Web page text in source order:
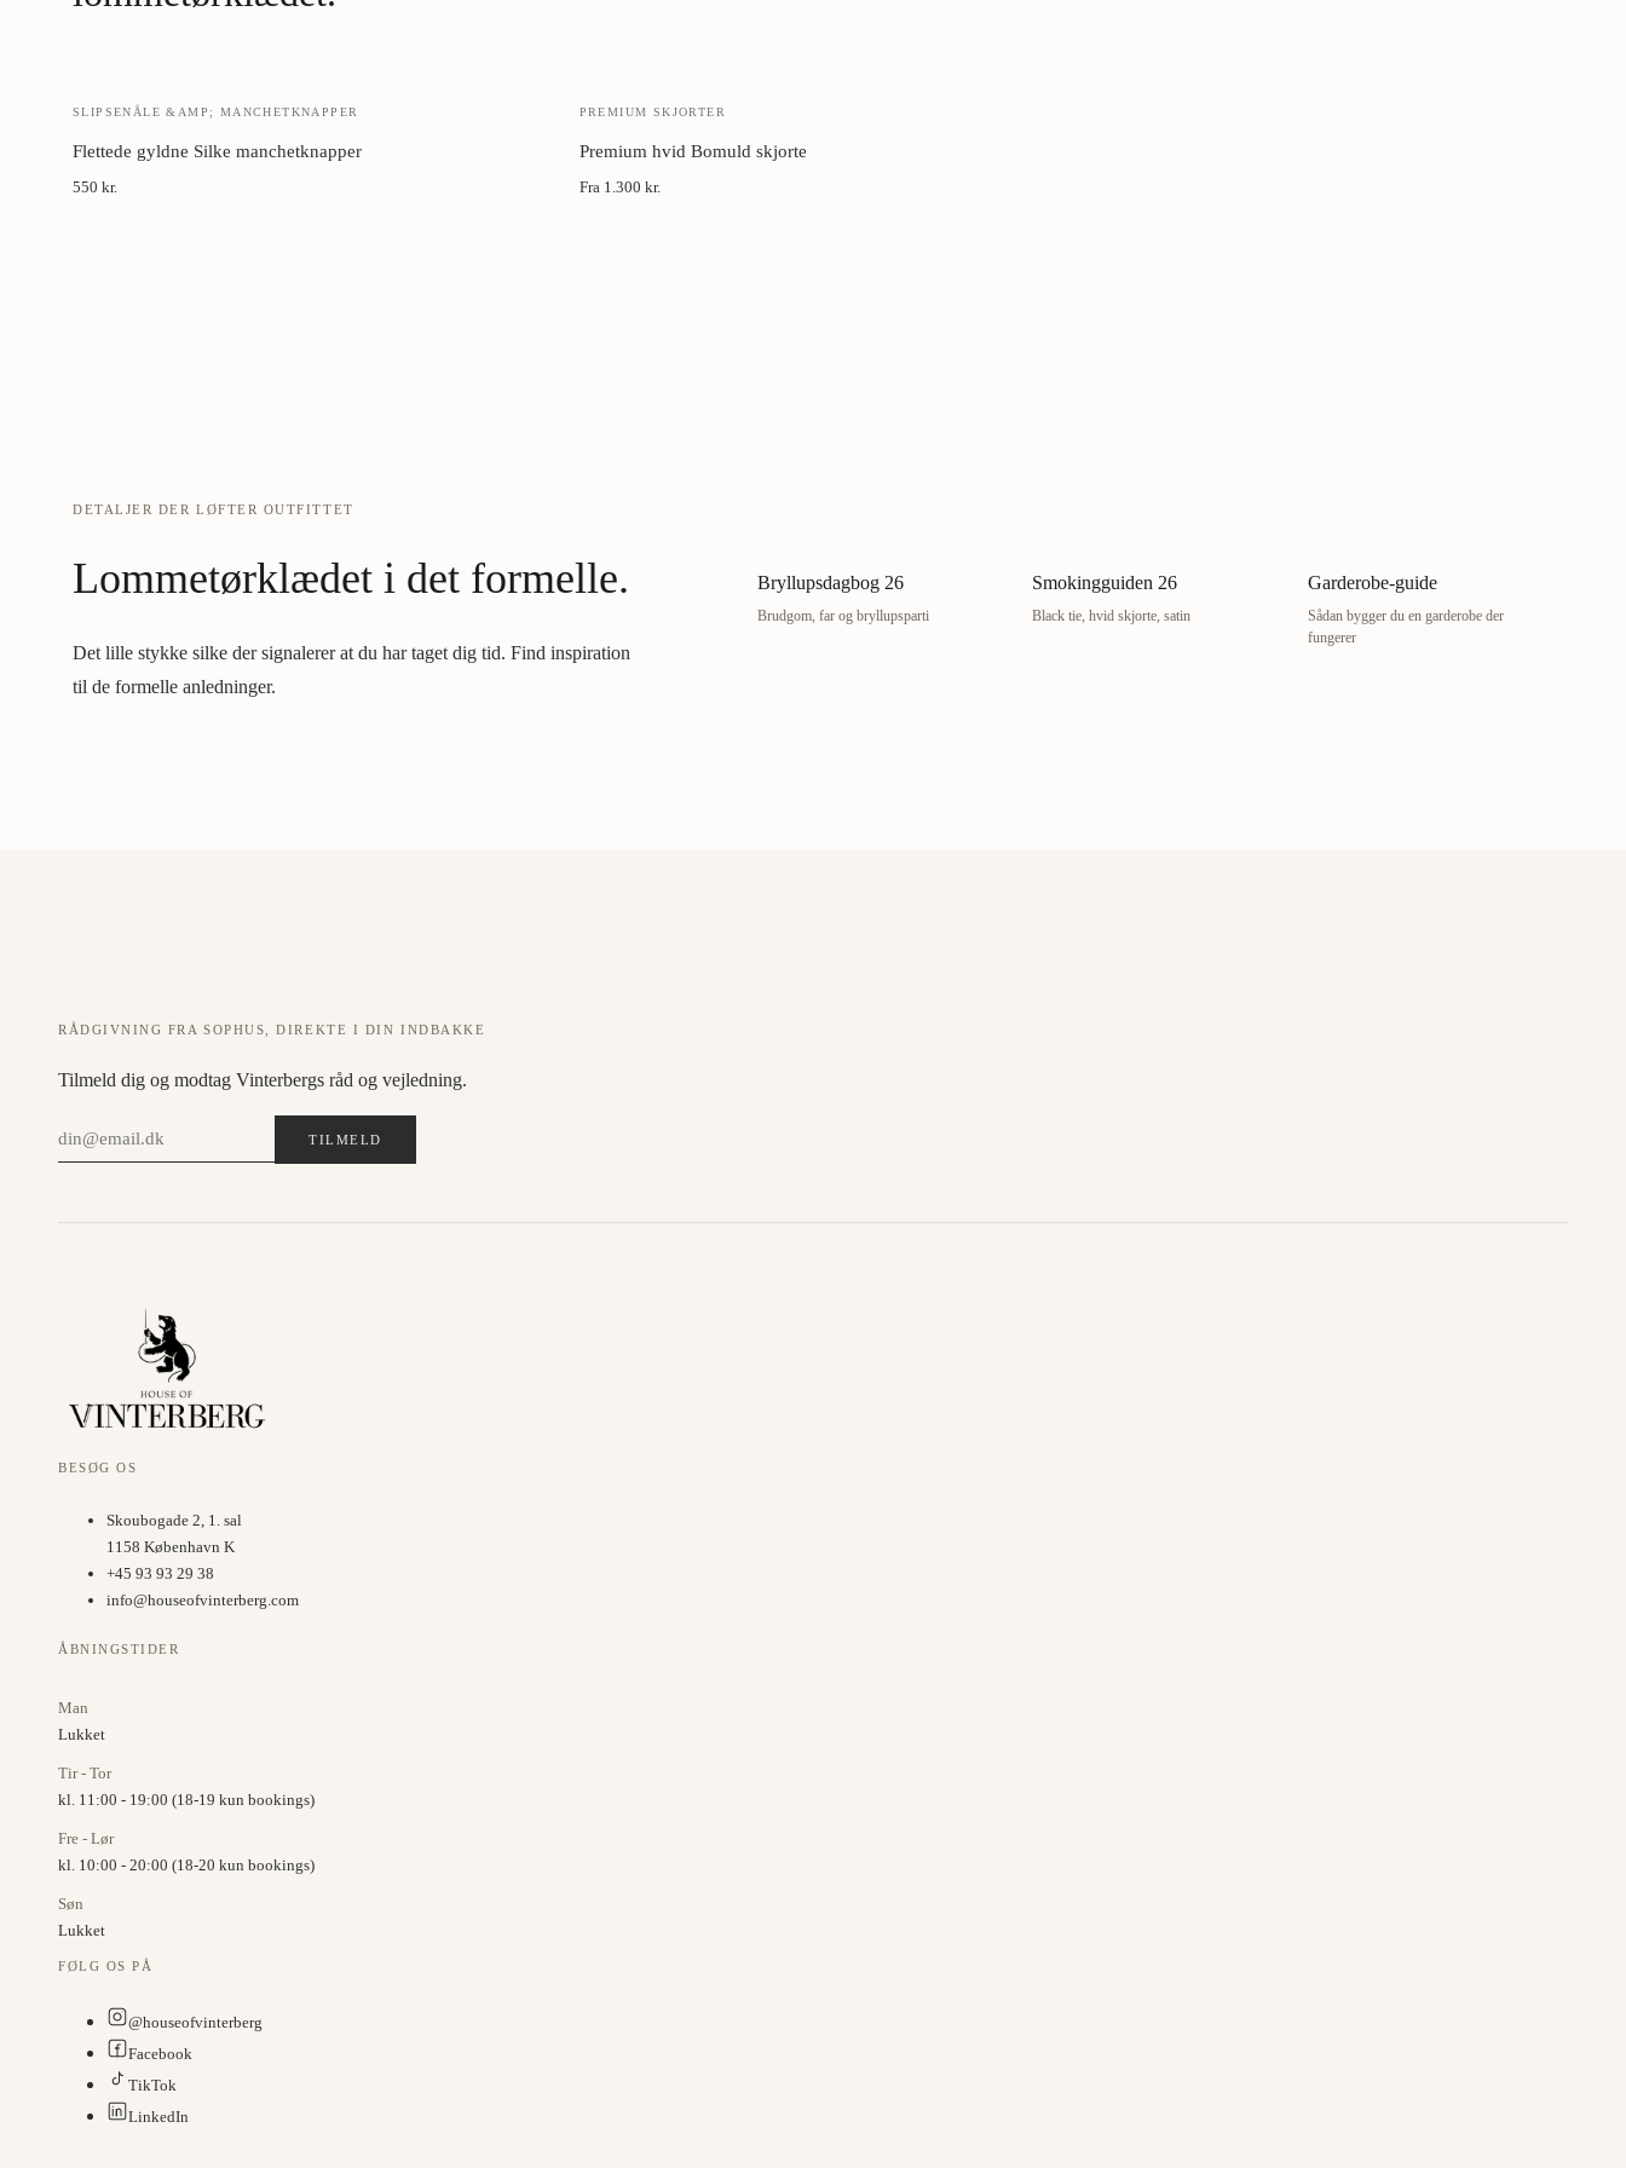
SLIPSENÅLE &AMP; MANCHETKNAPPER
Flettede gyldne Silke manchetknapper
550 kr.
PREMIUM SKJORTER
Premium hvid Bomuld skjorte
Fra 1.300 kr.
DETALJER DER LØFTER OUTFITTET
Lommetørklædet i det formelle.
Det lille stykke silke der signalerer at du har taget dig tid. Find inspiration
til de formelle anledninger.
Bryllupsdagbog 26
Brudgom, far og bryllupsparti
Smokingguiden 26
Black tie, hvid skjorte, satin
Garderobe-guide
Sådan bygger du en garderobe der
fungerer
RÅDGIVNING FRA SOPHUS, DIREKTE I DIN INDBAKKE
Tilmeld dig og modtag Vinterbergs råd og vejledning.
TILMELD
BESØG OS
Skoubogade 2, 1. sal
1158 København K
+45 93 93 29 38
info@houseofvinterberg.com
ÅBNINGSTIDER
Man
Lukket
Tir - Tor
kl. 11:00 - 19:00 (18-19 kun bookings)
Fre - Lør
kl. 10:00 - 20:00 (18-20 kun bookings)
Søn
Lukket
FØLG OS PÅ
@houseofvinterberg
Facebook
TikTok
LinkedIn